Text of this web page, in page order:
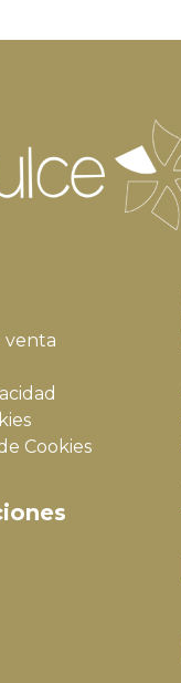
venta
Cookies